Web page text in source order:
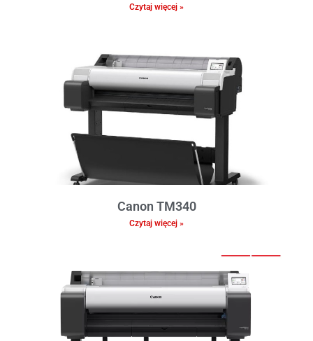
Czytaj więcej »
Canon TM340
Czytaj więcej »